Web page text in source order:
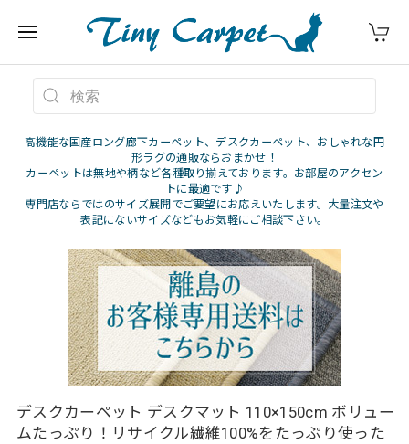
高機能な国産ロング廊下カーペット、デスクカーペット、おしゃれな円
形ラグの通販ならおまかせ！
カーペットは無地や柄など各種取り揃えております。お部屋のアクセン
トに最適です♪
専門店ならではのサイズ展開でご要望にお応えいたします。大量注文や
表記にないサイズなどもお気軽にご相談下さい。
デスクカーペット デスクマット 110×150cm ボリュー
ムたっぷり！リサイクル繊維100%をたっぷり使った